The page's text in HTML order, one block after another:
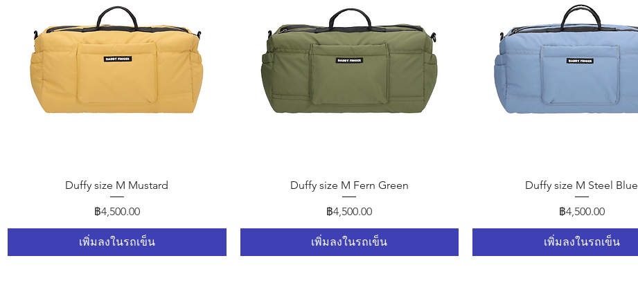
ดูข้อมูลด่วน
Duffy size M Mustard
ราคา
฿4,500.00
เพิ่มลงในรถเข็น
ดูข้อมูลด่วน
Duffy size M Fern Green
ราคา
฿4,500.00
เพิ่มลงในรถเข็น
ดูข้อมูลด่วน
Duffy size M Steel Blue
ราคา
฿4,500.00
เพิ่มลงในรถเข็น